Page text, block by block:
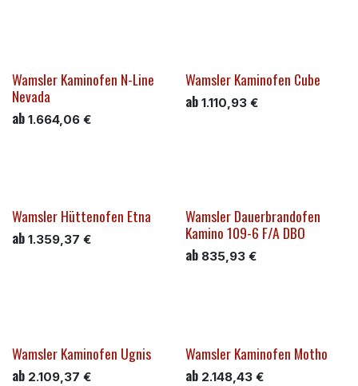
Wamsler Kaminofen N-Line
Nevada
ab 1.664,06 €
Wamsler Kaminofen Cube
ab 1.110,93€
Wamsler Hüttenofen Etna
ab 1.359,37 €
Wamsler Dauerbrandofen
Kamino 109-6 F/A DBO
ab 835,93€
Wamsler Kaminofen Ugnis
ab 2.109,37 €
Wamsler Kaminofen Motho
ab 2.148,43€